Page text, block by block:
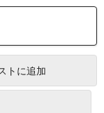
トに追加